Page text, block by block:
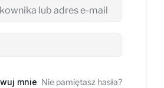
mnie Nie pamiętasz hasła?